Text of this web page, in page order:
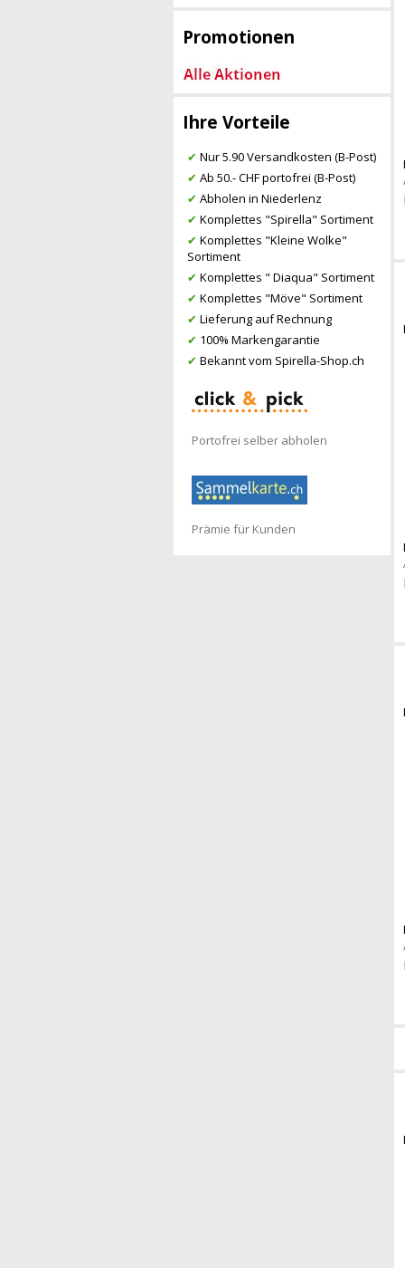
Promotionen
Ihre Vorteile
✔ Nur 5.90 Versandkosten (B-Post)
✔ Ab 50.- CHF portofrei (B-Post)
✔ Abholen in Niederlenz
✔ Komplettes "Spirella" Sortiment
✔ Komplettes "Kleine Wolke"
Sortiment
✔ Komplettes " Diaqua" Sortiment
✔ Komplettes "Möve" Sortiment
✔ Lieferung auf Rechnung
✔ 100% Markengarantie
✔ Bekannt vom Spirella-Shop.ch
Portofrei selber abholen
Prämie für Kunden